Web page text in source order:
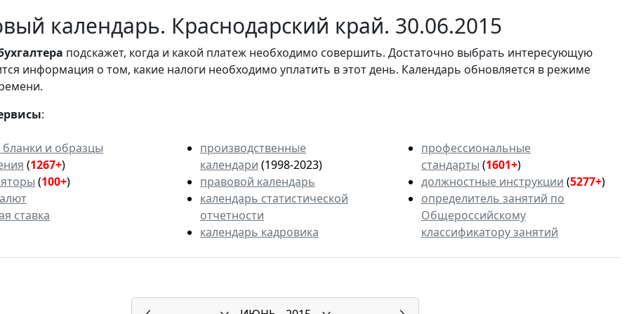
календарь. Краснодарский край. 30.06.2015
подскажет, когда и какой платеж необходимо совершить. Достаточно выбрать интересующую
информация о том, какие налоги необходимо уплатить в этот день. Календарь обновляется в режиме
:
и образцы
(1267+)
(100+)
ставка
производственные
календари (1998-2023)
правовой календарь
календарь статистической
отчетности
календарь кадровика
профессиональные
стандарты (1601+)
должностные инструкции (5277+)
определитель занятий по
Общероссийскому
классификатору занятий